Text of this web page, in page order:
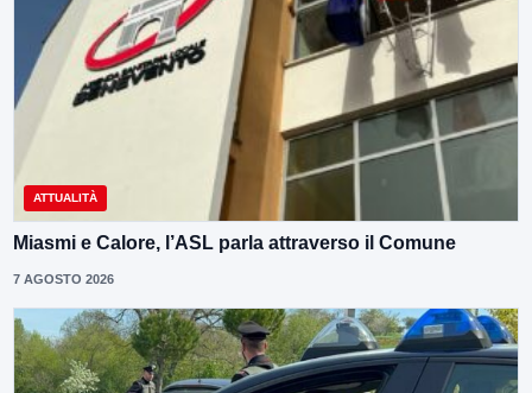
ATTUALITÀ
Miasmi e Calore, l’ASL parla attraverso il Comune
7 AGOSTO 2026